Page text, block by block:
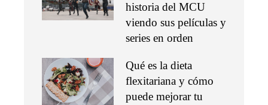
historia del MCU
viendo sus películas y
series en orden
Qué es la dieta
flexitariana y cómo
puede mejorar tu